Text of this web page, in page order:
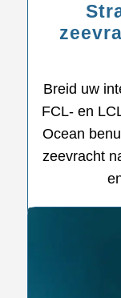
Breid uw
FCL- en
Ocean
zeevracht